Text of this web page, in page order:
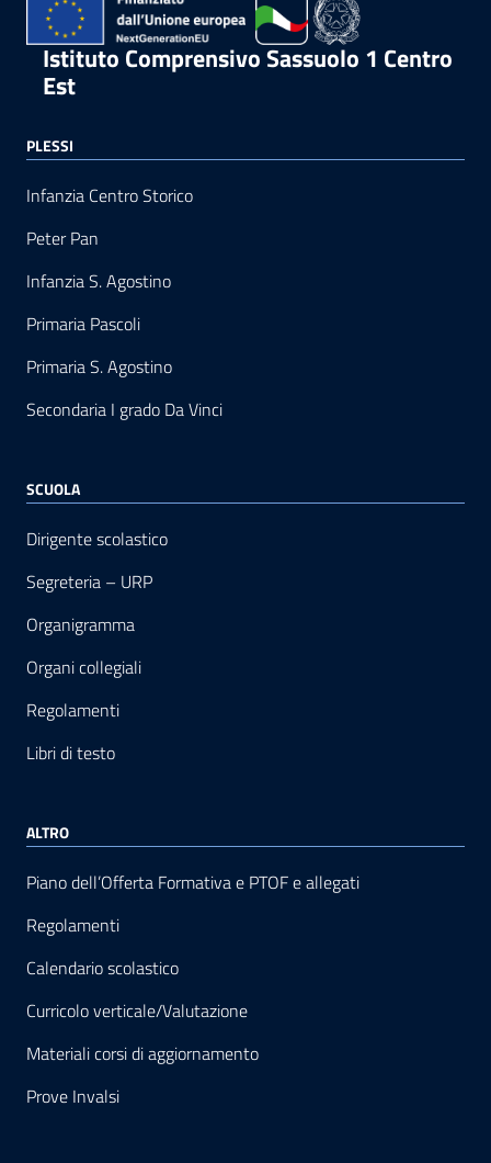
Istituto Comprensivo Sassuolo 1 Centro
Est
PLESSI
Infanzia Centro Storico
Peter Pan
Infanzia S. Agostino
Primaria Pascoli
Primaria S. Agostino
Secondaria I grado Da Vinci
SCUOLA
Dirigente scolastico
Segreteria – URP
Organigramma
Organi collegiali
Regolamenti
Libri di testo
ALTRO
Piano dell’Offerta Formativa e PTOF e allegati
Regolamenti
Calendario scolastico
Curricolo verticale/Valutazione
Materiali corsi di aggiornamento
Prove Invalsi